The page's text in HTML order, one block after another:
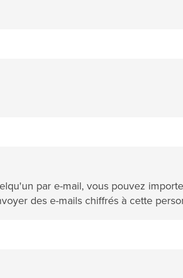
par e-mail, vous pouvez
des e-mails chiffrés à cette